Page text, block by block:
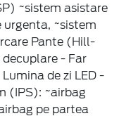
~sistem asistare
~sistem
Pante (Hill-
- Far
de zi LED -
(IPS): ~airbag
pe partea